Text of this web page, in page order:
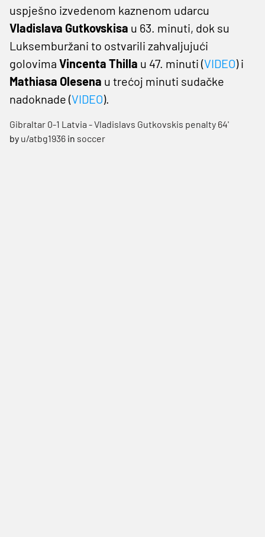
uspješno izvedenom kaznenom udarcu
Vladislava Gutkovskisa u 63. minuti, dok su
Luksemburžani to ostvarili zahvaljujući
golovima Vincenta Thilla u 47. minuti (VIDEO) i
Mathiasa Olesena u trećoj minuti sudačke
nadoknade (VIDEO).
Gibraltar 0-1 Latvia - Vladislavs Gutkovskis penalty 64'
by u/atbg1936 in soccer